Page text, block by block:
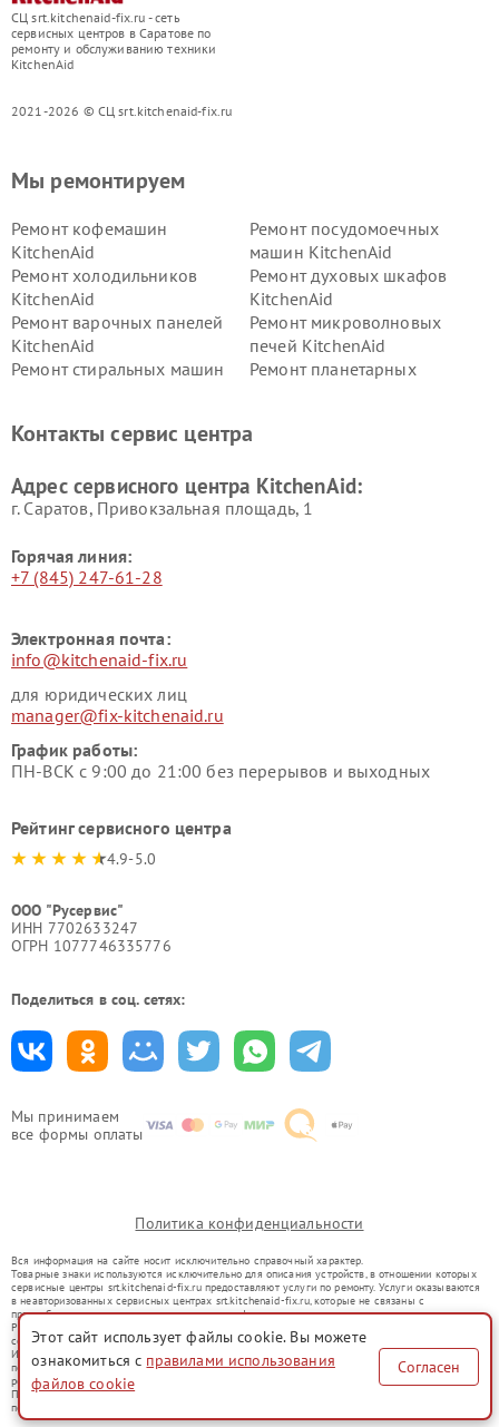
СЦ srt.kitchenaid-fix.ru - сеть
сервисных центров в Саратове по
ремонту и обслуживанию техники
KitchenAid
2021-2026 © СЦ srt.kitchenaid-fix.ru
Мы принимаем
все формы оплаты
Мы ремонтируем
Ремонт кофемашин
KitchenAid
Ремонт посудомоечных
машин KitchenAid
Ремонт холодильников
KitchenAid
Ремонт духовых шкафов
KitchenAid
Ремонт варочных панелей
KitchenAid
Ремонт микроволновых
печей KitchenAid
Ремонт стиральных машин
Ремонт планетарных
Контакты сервис центра
Адрес сервисного центра KitchenAid:
г. Саратов, Привокзальная площадь, 1
Горячая линия:
+7 (845) 247-61-28
Электронная почта:
info@kitchenaid-fix.ru
для юридических лиц
manager@fix-kitchenaid.ru
График работы:
ПН-ВСК с 9:00 до 21:00 без перерывов и выходных
Рейтинг сервисного центра
4.9-5.0
ООО "Русервис"
ИНН 7702633247
ОГРН 1077746335776
Поделиться в соц. сетях:
Политика конфиденциальности
Вся информация на сайте носит исключительно справочный характер.
Товарные знаки используются исключительно для описания устройств, в отношении которых
сервисные центры srt.kitchenaid-fix.ru предоставляют услуги по ремонту. Услуги оказываются
в неавторизованных сервисных центрах srt.kitchenaid-fix.ru, которые не связаны с
правообладателями товарных знаков или их официальными представителями.
Ремонт осуществляется для устройств, уже введенных в гражданский оборот в соответствии
со статьей 1487 ГК РФ.
Использование товарных знаков не преследует цели индивидуализации услуг или введения
потребителей в заблуждение, а служит для информирования о предоставляемых услугах по
ремонту техники указанных брендов.
Представленная на сайте информация не является публичной офертой, определяемой
положениями Статьи 437(2) Гражданского кодекса РФ
Этот сайт использует файлы cookie. Вы можете
ознакомиться с правилами использования
файлов cookie
Согласен